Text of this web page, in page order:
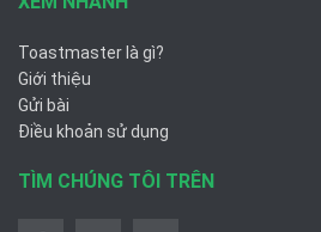
Toastmaster là gì?
Giới thiệu
Gửi bài
Điều khoản sử dụng
TÌM CHÚNG TÔI TRÊN